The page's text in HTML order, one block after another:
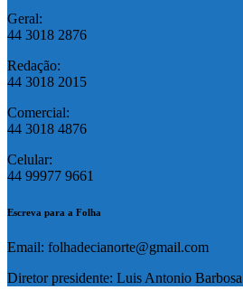
Geral:
44 3018 2876
Redação:
44 3018 2015
Comercial:
44 3018 4876
Celular:
44 99977 9661
Escreva para a Folha
Email: folhadecianorte@gmail.com
Diretor presidente: Luis Antonio Barbosa